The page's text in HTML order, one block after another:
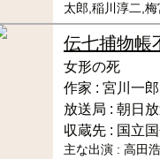
太郎,稲川淳二,
伝七捕物帳
女形の死
作家 : 宮川一郎
放送局 : 朝日
収蔵先 : 国立
主な出演 : 高田